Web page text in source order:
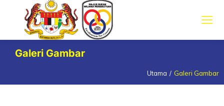
Galeri Gambar
Utama Galeri Gambar